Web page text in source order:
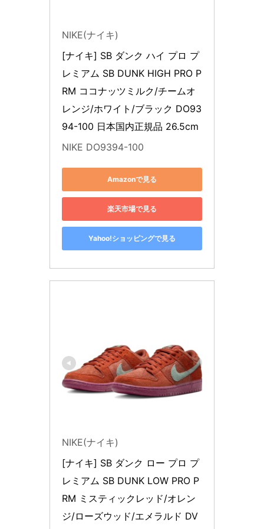
NIKE(ナイキ)
[ナイキ] SB ダンク ハイ プロ プ
レミアム SB DUNK HIGH PRO P
RM ココナッツミルク/チームオ
レンジ/ホワイト/ブラック DO93
94-100 日本国内正規品 26.5cm
NIKE DO9394-100
Amazonで見る
楽天市場で見る
Yahoo!ショッピングで見る
NIKE(ナイキ)
[ナイキ] SB ダンク ロー プロ プ
レミアム SB DUNK LOW PRO P
RM ミスティックレッド/オレン
ジ/ローズウッド/エメラルド DV